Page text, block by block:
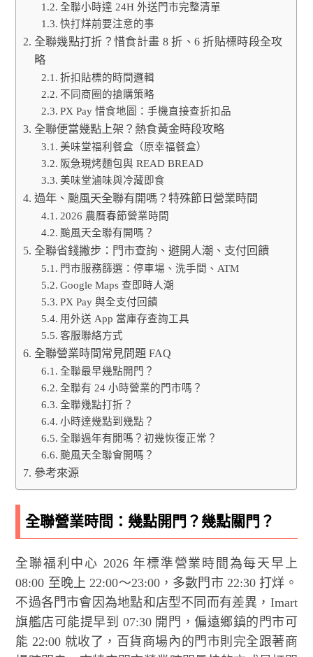
全聯小時達 24H 外送門市完整清單
快打烊前要注意的事
全聯幾點打折？惜食計畫 8 折、6 折貼標時段全攻
略
折扣貼標的時間邏輯
不同商圈的搶購策略
PX Pay 惜食地圖：手機直接查折扣品
全聯便當幾點上架？熱食黃金時段攻略
美味堂福利餐盒（原幸福餐盒）
阪急現烤麵包與 READ BREAD
美味堂滷味與冷藏即食
過年、颱風天全聯有開嗎？特殊節日營業時間
2026 農曆春節營業時間
颱風天全聯有開嗎？
全聯省錢撇步：門市查詢、避開人潮、支付回饋
門市服務篩選：停車場、洗手間、ATM
Google Maps 查即時人潮
PX Pay 與全支付回饋
用外送 App 當庫存查詢工具
客服聯絡方式
全聯營業時間常見問題 FAQ
全聯最早幾點開門？
全聯有 24 小時營業的門市嗎？
全聯幾點打折？
小時達幾點到幾點？
全聯過年有開嗎？初幾恢復正常？
颱風天全聯會開嗎？
參考來源
全聯營業時間：幾點開門？幾點關門？
全聯福利中心 2026 年標準營業時間為每天早上
08:00 至晚上 22:00～23:00，多數門市 22:30 打烊。
不過各門市會因為地點和店型不同而有差異，Imart
旗艦店可能提早到 07:30 開門，偏遠鄉鎮的門市可
能 22:00 就收了，百貨商場內的門市則完全跟著商